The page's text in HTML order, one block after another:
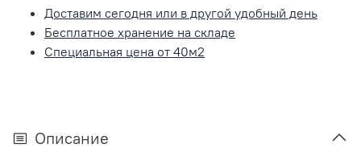
Доставим сегодня или в другой удобный день
Бесплатное хранение на складе
Специальная цена от 40м2
Описание